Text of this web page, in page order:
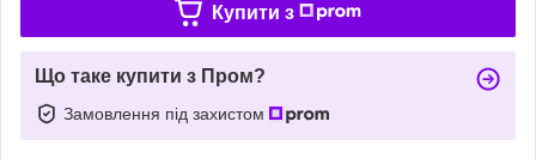
Купити з
Що таке купити з Пром?
Замовлення під захистом